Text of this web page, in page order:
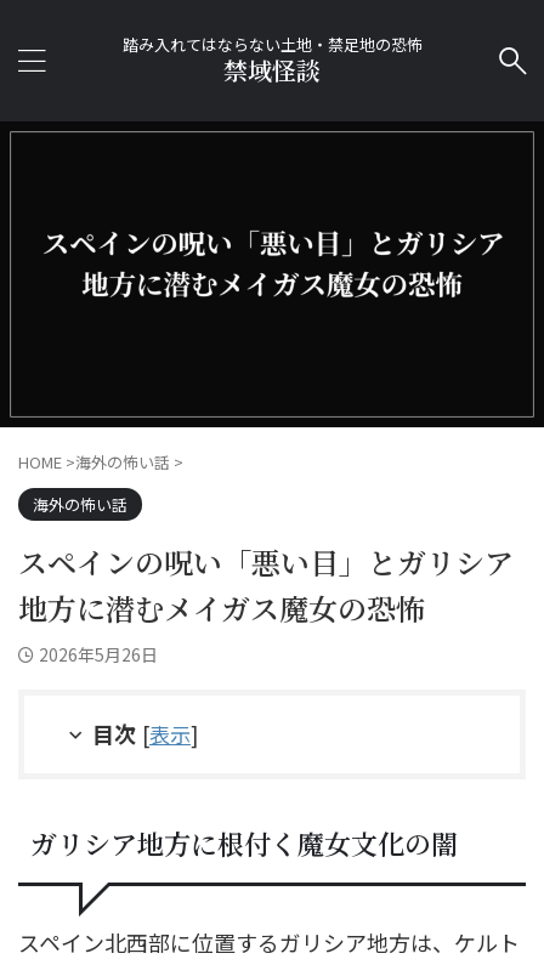
踏み入れてはならない土地・禁足地の恐怖
禁域怪談
HOME >海外の怖い話 >
海外の怖い話
スペインの呪い「悪い目」とガリシア
地方に潜むメイガス魔女の恐怖
2026年5月26日
目次 [表示]
ガリシア地方に根付く魔女文化の闇
スペイン北西部に位置するガリシア地方は、ケルト